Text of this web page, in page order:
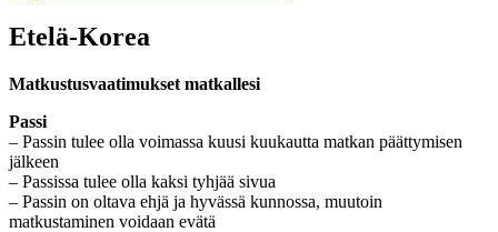
Etelä-Korea
Matkustusvaatimukset matkallesi
Passi
– Passin tulee olla voimassa kuusi kuukautta matkan päättymisen
jälkeen
– Passissa tulee olla kaksi tyhjää sivua
– Passin on oltava ehjä ja hyvässä kunnossa, muutoin
matkustaminen voidaan evätä